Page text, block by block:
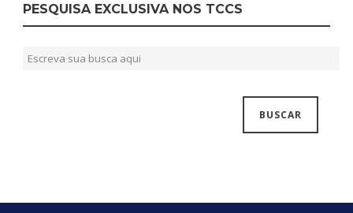
PESQUISA EXCLUSIVA NOS TCCS